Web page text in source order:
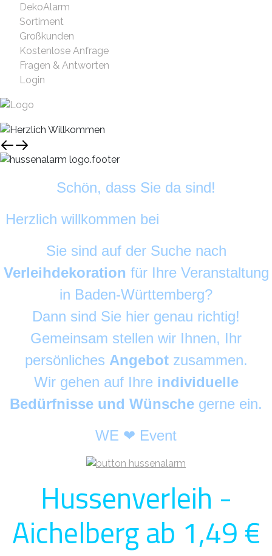
DekoAlarm
Sortiment
Großkunden
Kostenlose Anfrage
Fragen & Antworten
Login
Schön, dass Sie da sind!
Herzlich willkommen bei
Sie sind auf der Suche nach
Verleihdekoration für Ihre Veranstaltung
in Baden-Württemberg?
Dann sind Sie hier genau richtig!
Gemeinsam stellen wir Ihnen, Ihr
persönliches Angebot zusammen.
Wir gehen auf Ihre individuelle
Bedürfnisse und Wünsche gerne ein.
WE ❤ Event
Hussenverleih -
Aichelberg ab 1,49 €